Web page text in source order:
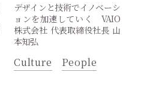
デザインと技術でイノベーシ
ョンを加速していく VAIO
株式会社 代表取締役社長 山
本知弘
Culture People